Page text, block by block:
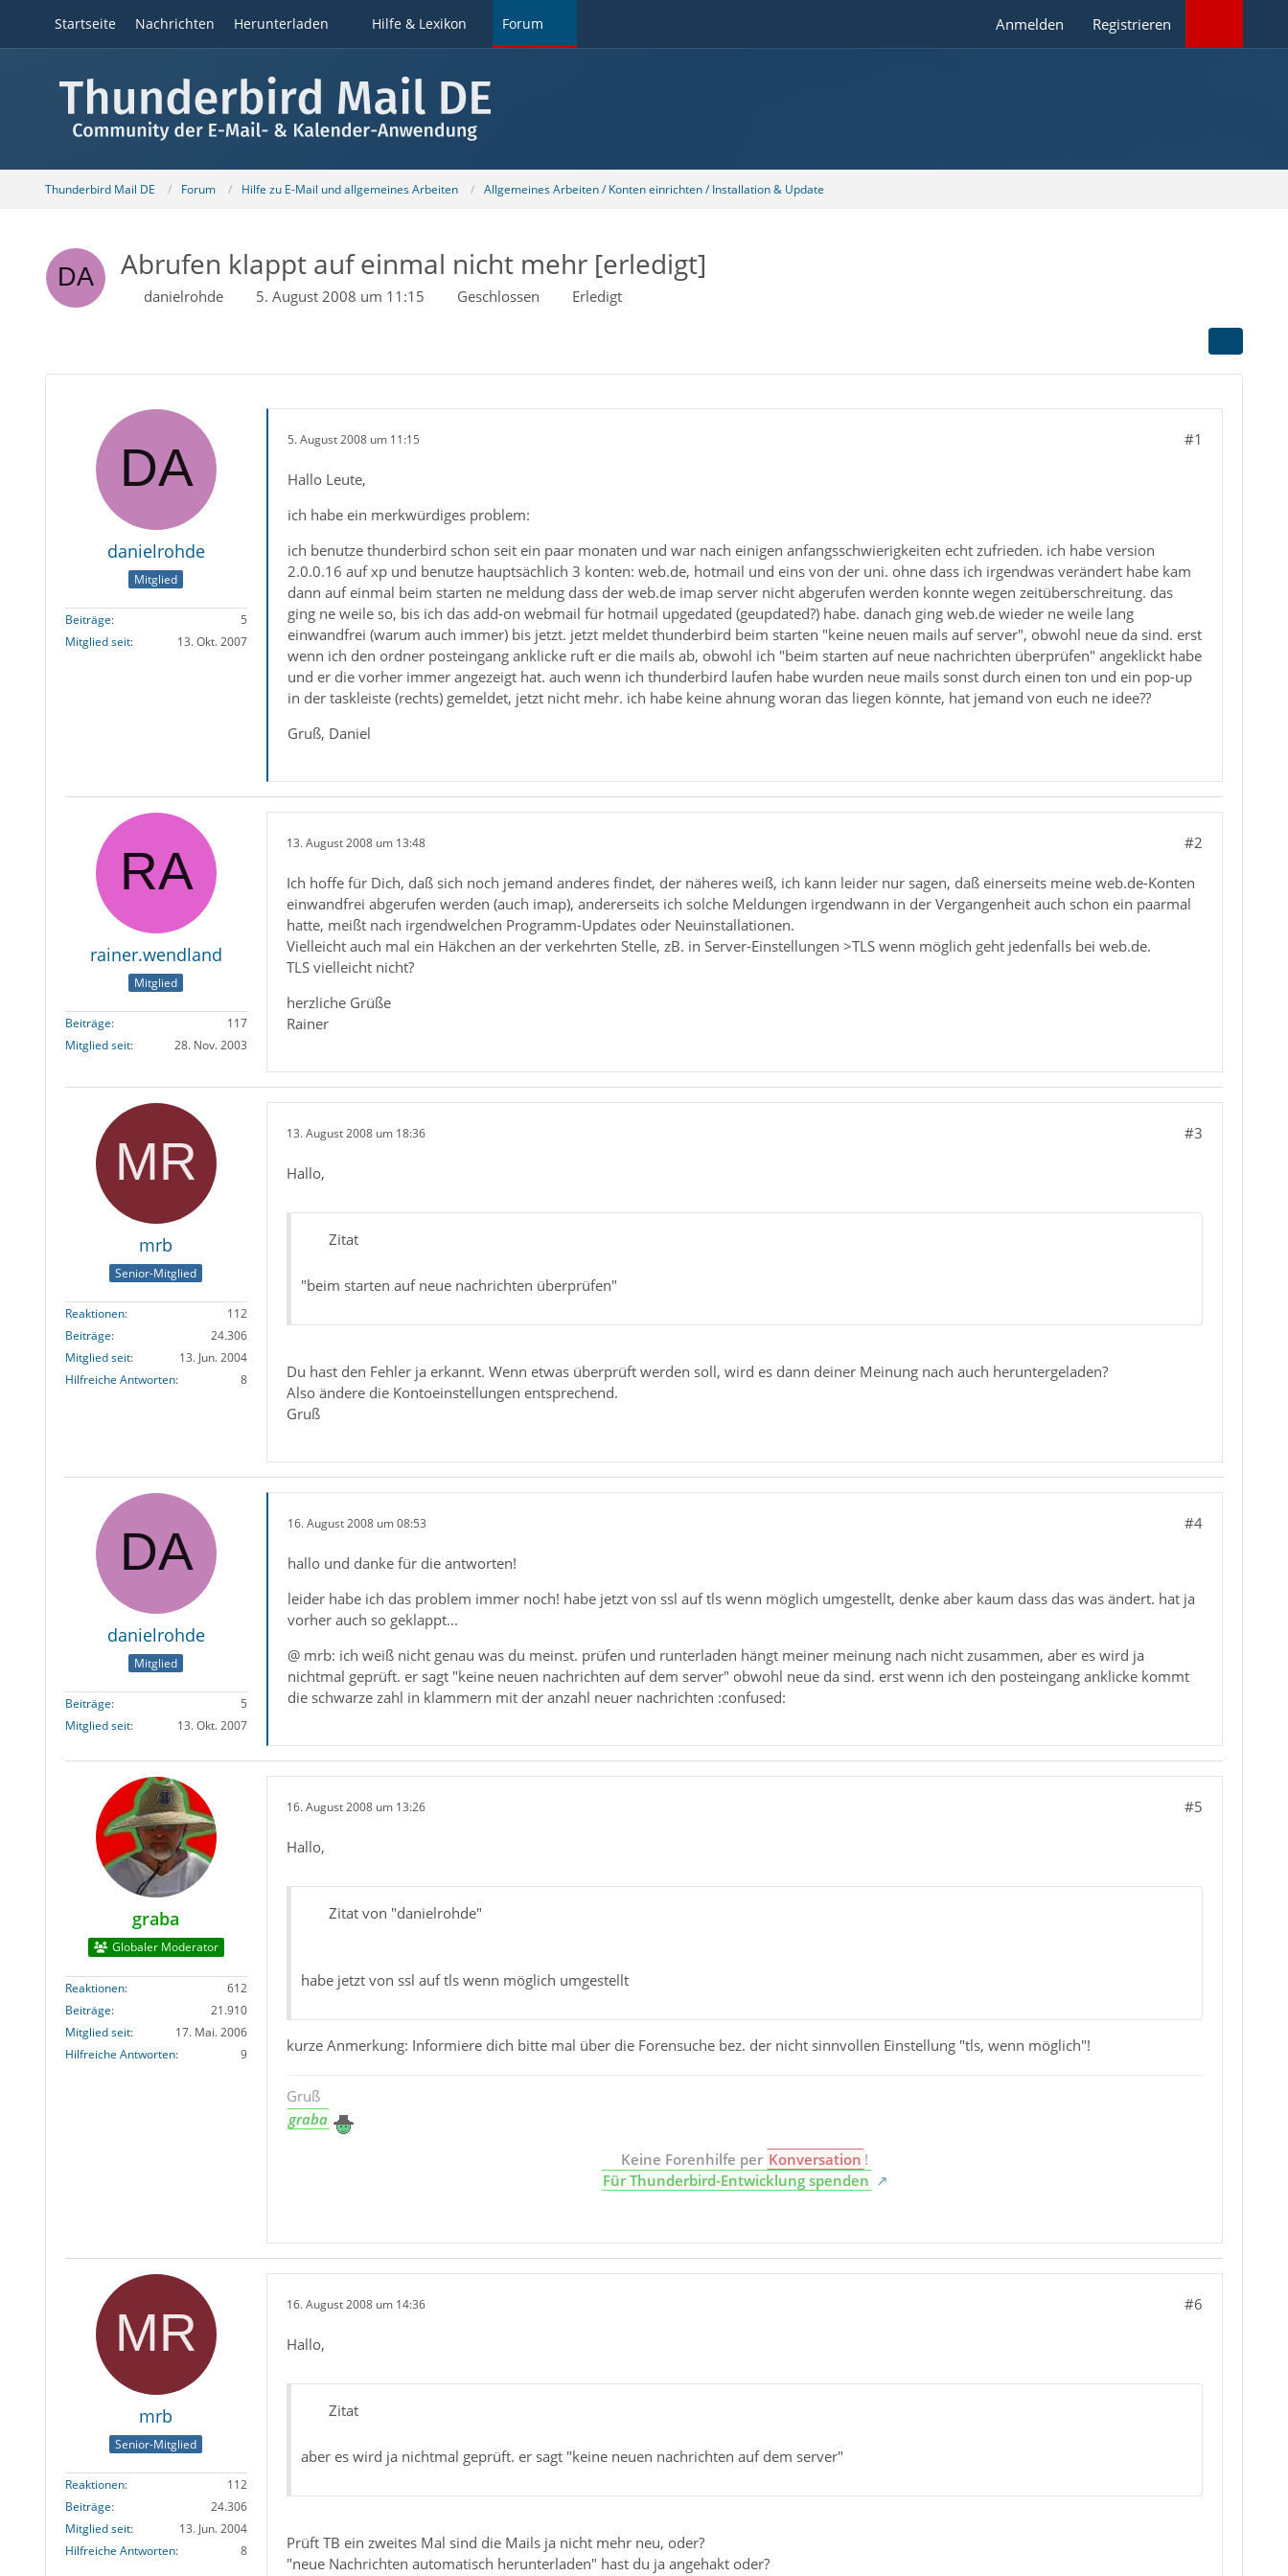
Startseite Nachrichten Herunterladen Hilfe & Lexikon Forum Anmelden Registrieren
Thunderbird Mail DE Forum Hilfe zu E-Mail und allgemeines Arbeiten Allgemeines Arbeiten / Konten einrichten / Installation & Update
Abrufen klappt auf einmal nicht mehr [erledigt]
danielrohde 5. August 2008 um 11:15 Geschlossen Erledigt
danielrohde
Mitglied
Beiträge
5
Mitglied seit
13. Okt. 2007
5. August 2008 um 11:15 #1
Hallo Leute,
ich habe ein merkwürdiges problem:
ich benutze thunderbird schon seit ein paar monaten und war nach einigen anfangsschwierigkeiten echt zufrieden. ich habe version
2.0.0.16 auf xp und benutze hauptsächlich 3 konten: web.de, hotmail und eins von der uni. ohne dass ich irgendwas verändert habe kam
dann auf einmal beim starten ne meldung dass der web.de imap server nicht abgerufen werden konnte wegen zeitüberschreitung. das
ging ne weile so, bis ich das add-on webmail für hotmail upgedated (geupdated?) habe. danach ging web.de wieder ne weile lang
einwandfrei (warum auch immer) bis jetzt. jetzt meldet thunderbird beim starten "keine neuen mails auf server", obwohl neue da sind. erst
wenn ich den ordner posteingang anklicke ruft er die mails ab, obwohl ich "beim starten auf neue nachrichten überprüfen" angeklickt habe
und er die vorher immer angezeigt hat. auch wenn ich thunderbird laufen habe wurden neue mails sonst durch einen ton und ein pop-up
in der taskleiste (rechts) gemeldet, jetzt nicht mehr. ich habe keine ahnung woran das liegen könnte, hat jemand von euch ne idee??
Gruß, Daniel
rainer.wendland
Mitglied
Beiträge
117
Mitglied seit
28. Nov. 2003
13. August 2008 um 13:48 #2
Ich hoffe für Dich, daß sich noch jemand anderes findet, der näheres weiß, ich kann leider nur sagen, daß einerseits meine web.de-Konten
einwandfrei abgerufen werden (auch imap), andererseits ich solche Meldungen irgendwann in der Vergangenheit auch schon ein paarmal
hatte, meißt nach irgendwelchen Programm-Updates oder Neuinstallationen.
Vielleicht auch mal ein Häkchen an der verkehrten Stelle, zB. in Server-Einstellungen >TLS wenn möglich geht jedenfalls bei web.de.
TLS vielleicht nicht?
herzliche Grüße
Rainer
mrb
Senior-Mitglied
Reaktionen
112
Beiträge
24.306
Mitglied seit
13. Jun. 2004
Hilfreiche Antworten
8
13. August 2008 um 18:36 #3
Hallo,
Zitat
"beim starten auf neue nachrichten überprüfen"
Du hast den Fehler ja erkannt. Wenn etwas überprüft werden soll, wird es dann deiner Meinung nach auch heruntergeladen?
Also ändere die Kontoeinstellungen entsprechend.
Gruß
danielrohde
Mitglied
Beiträge
5
Mitglied seit
13. Okt. 2007
16. August 2008 um 08:53 #4
hallo und danke für die antworten!
leider habe ich das problem immer noch! habe jetzt von ssl auf tls wenn möglich umgestellt, denke aber kaum dass das was ändert. hat ja
vorher auch so geklappt...
@ mrb: ich weiß nicht genau was du meinst. prüfen und runterladen hängt meiner meinung nach nicht zusammen, aber es wird ja
nichtmal geprüft. er sagt "keine neuen nachrichten auf dem server" obwohl neue da sind. erst wenn ich den posteingang anklicke kommt
die schwarze zahl in klammern mit der anzahl neuer nachrichten :confused:
graba
Globaler Moderator
Reaktionen
612
Beiträge
21.910
Mitglied seit
17. Mai. 2006
Hilfreiche Antworten
9
16. August 2008 um 13:26 #5
Hallo,
Zitat von "danielrohde"
habe jetzt von ssl auf tls wenn möglich umgestellt
kurze Anmerkung: Informiere dich bitte mal über die Forensuche bez. der nicht sinnvollen Einstellung "tls, wenn möglich"!
Gruß
graba
Keine Forenhilfe per Konversation !
Für Thunderbird-Entwicklung spenden
mrb
Senior-Mitglied
Reaktionen
112
Beiträge
24.306
Mitglied seit
13. Jun. 2004
Hilfreiche Antworten
8
16. August 2008 um 14:36 #6
Hallo,
Zitat
aber es wird ja nichtmal geprüft. er sagt "keine neuen nachrichten auf dem server"
Prüft TB ein zweites Mal sind die Mails ja nicht mehr neu, oder?
"neue Nachrichten automatisch herunterladen" hast du ja angehakt oder?